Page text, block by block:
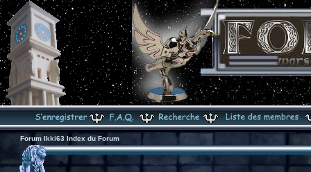
Forum Ikki63 Index du Forum